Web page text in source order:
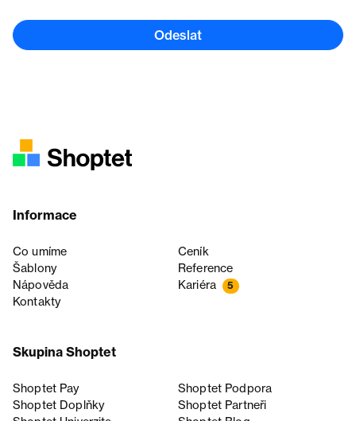
Odeslat
Informace
Co umíme
Ceník
Šablony
Reference
Nápověda
Kariéra 5
Kontakty
Skupina Shoptet
Shoptet Pay
Shoptet Podpora
Shoptet Doplňky
Shoptet Partneři